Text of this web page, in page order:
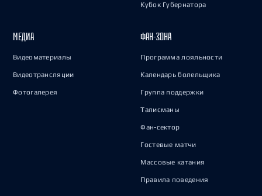
Кубок Губернатора
МЕДИА
Видеоматериалы
Видеотрансляции
Фотогалерея
ФАН-ЗОНА
Программа лояльности
Календарь болельщика
Группа поддержки
Талисманы
Фан-сектор
Гостевые матчи
Массовые катания
Правила поведения